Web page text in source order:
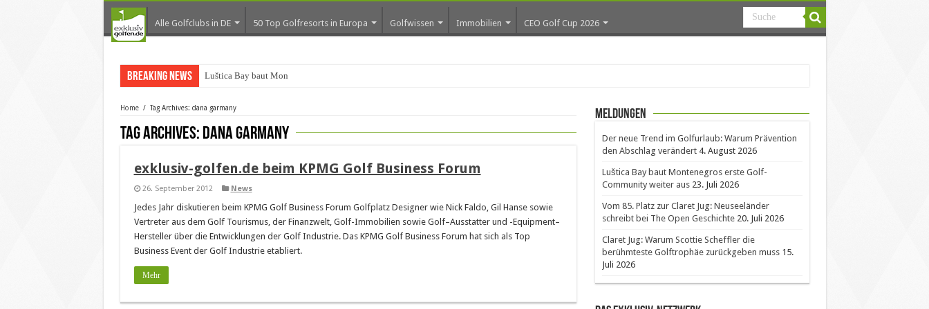
Alle Golfclubs in DE 50 Top Golfresorts in Europa Golfwissen Immobilien CEO Golf Cup 2026
Breaking News Luštica Bay baut Montenegro
Home / Tag Archives: dana garmany
Tag Archives: dana garmany
exklusiv-golfen.de beim KPMG Golf Business Forum
26. September 2012 News
Jedes Jahr diskutieren beim KPMG Golf Business Forum Golfplatz Designer wie Nick Faldo, Gil Hanse sowie
Vertreter aus dem Golf Tourismus, der Finanzwelt, Golf-Immobilien sowie Golf–Ausstatter und -Equipment–
Hersteller über die Entwicklungen der Golf Industrie. Das KPMG Golf Business Forum hat sich als Top
Business Event der Golf Industrie etabliert.
Mehr
Meldungen
Der neue Trend im Golfurlaub: Warum Prävention
den Abschlag verändert 4. August 2026
Luštica Bay baut Montenegros erste Golf-
Community weiter aus 23. Juli 2026
Vom 85. Platz zur Claret Jug: Neuseeländer
schreibt bei The Open Geschichte 20. Juli 2026
Claret Jug: Warum Scottie Scheffler die
berühmteste Golftrophäe zurückgeben muss 15.
Juli 2026